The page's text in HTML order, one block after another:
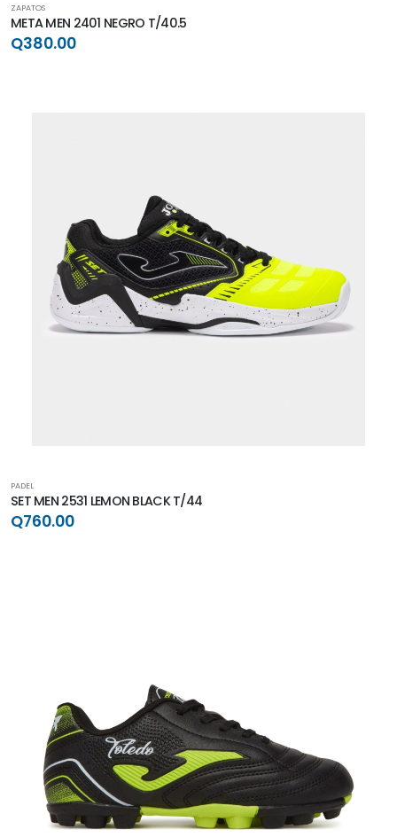
ZAPATOS
META MEN 2401 NEGRO T/40.5
Q380.00
PADEL
SET MEN 2531 LEMON BLACK T/44
Q760.00